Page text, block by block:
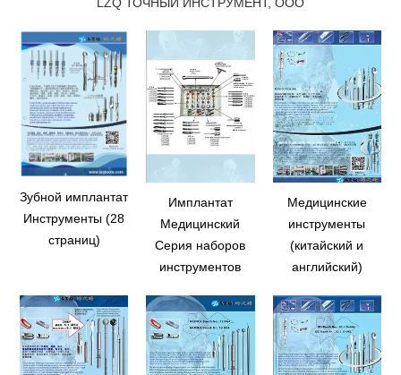
Зубной имплантат
Инструменты (28
страниц)
Имплантат
Медицинский
Серия наборов
инструментов
Медицинские
инструменты
(китайский и
английский)